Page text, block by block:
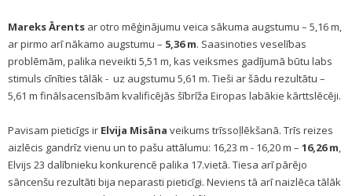
Mareks Ārents ar otro mēģinājumu veica sākuma augstumu – 5,16 m,
ar pirmo arī nākamo augstumu – 5,36 m. Saasinoties veselības
problēmām, palika neveikti 5,51 m, kas veiksmes gadījumā būtu labs
stimuls cīnīties tālāk - uz augstumu 5,61 m. Tieši ar šādu rezultātu –
5,61 m finālsacensībām kvalificējās šībrīža Eiropas labākie kārttslēcēji.
Pavisam pieticīgs ir Elvija Misāna veikums trīssoļlēkšanā. Trīs reizes
aizlēcis gandrīz vienu un to pašu attālumu: 16,23 m - 16,20 m – 16,26 m,
Elvijs 23 dalībnieku konkurencē palika 17.vietā. Tiesa arī pārējo
sāncenšu rezultāti bija neparasti pieticīgi. Neviens tā arī naizlēca tālāk